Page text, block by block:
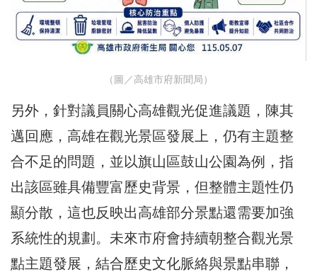
（圖／高雄市府新聞局）
另外，針對議員關心高雄觀光促進議題，陳其
邁回應，高雄在觀光景區發展上，仍有主題整
合不足的問題，並以旗山區鼓山公園為例，指
出該區雖具備豐富歷史背景，但整體主題性仍
顯分散，這也反映出高雄部分景點還需要加強
系統性的規劃。未來市府會持續朝整合觀光景
點主題發展，結合歷史文化脈絡與景點串聯，